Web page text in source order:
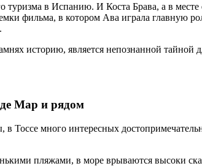
туризма в Испанию. И Коста Брава, а в
фильма, в котором Ава играла главную
историю, является непознанной тайной
де Мар и рядом
Тоссе много интересных
пляжами, в море врываются высоки